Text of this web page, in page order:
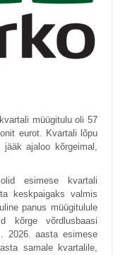
müügitulu oli 57
eurot. Kvartali lõpu
ajaloo kõrgeimal,
esimese kvartali
keskpaigaks valmis
panus müügitulule
kõrge võrdlusbaasi
2026. aasta esimese
samale kvartalile,